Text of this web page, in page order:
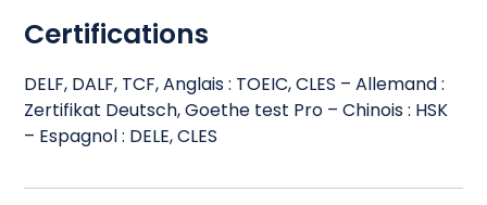
Certifications​
DELF, DALF, TCF, Anglais : TOEIC, CLES – Allemand :
Zertifikat Deutsch, Goethe test Pro – Chinois : HSK
– Espagnol : DELE, CLES